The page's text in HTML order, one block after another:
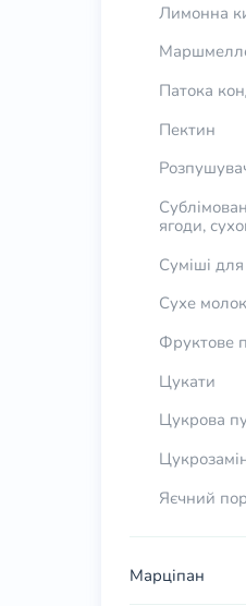
Лимонна
Патока
Пектин
ягоди,
Суміші
Сухе
Фруктове
Цукати
Цукрова
Яєчний
Марціпан